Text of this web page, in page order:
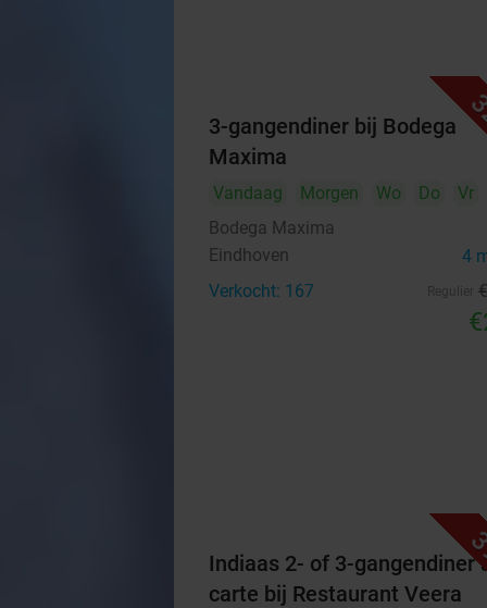
3-gangendiner bij Bodega
Maxima
Vandaag Morgen Wo Do
Vr
Bodega Maxima
Eindhoven 4
Verkocht: 167
Indiaas 2- of 3-gangendiner
carte bij Restaurant Veera